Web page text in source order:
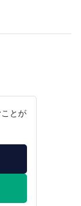
とが